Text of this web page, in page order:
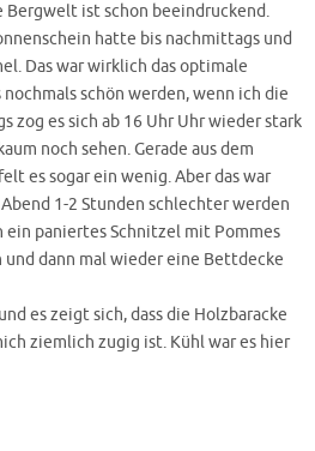
Bergwelt ist schon beeindruckend.
hatte bis nachmittags und
Das war wirklich das optimale
schön werden, wenn ich die
zog es sich ab 16 Uhr Uhr wieder stark
noch sehen. Gerade aus dem
es sogar ein wenig. Aber das war
1-2 Stunden schlechter werden
paniertes Schnitzel mit Pommes
dann mal wieder eine Bettdecke
es zeigt sich, dass die Holzbaracke
ziemlich zugig ist. Kühl war es hier